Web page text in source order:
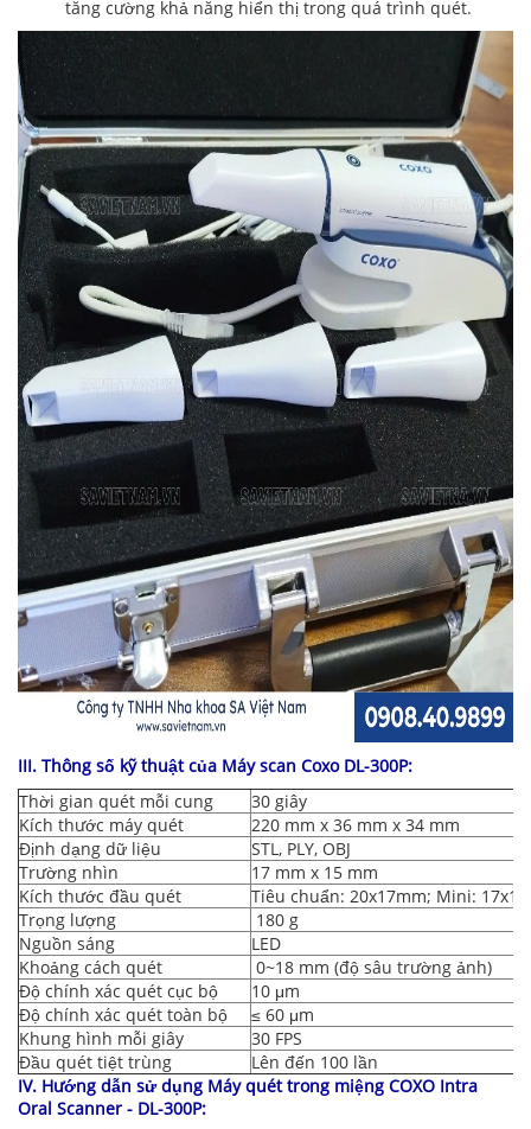
tăng cường khả năng hiển thị trong quá trình quét.
III. Thông số kỹ thuật của Máy scan Coxo DL-300P:
Thời gian quét mỗi cung
30 giây
Kích thước máy quét
220 mm x 36 mm x 34 mm
Định dạng dữ liệu
STL, PLY, OBJ
Trường nhìn
17 mm x 15 mm
Kích thước đầu quét
Tiêu chuẩn: 20x17mm; Mini:
Trọng lượng
180 g
Nguồn sáng
LED
Khoảng cách quét
0~18 mm (độ sâu trường ảnh)
Độ chính xác quét cục bộ
10 μm
Độ chính xác quét toàn bộ
≤ 60 μm
Khung hình mỗi giây
30 FPS
Đầu quét tiệt trùng
Lên đến 100 lần
IV. Hướng dẫn sử dụng Máy quét trong miệng COXO Intra
Oral Scanner - DL-300P: